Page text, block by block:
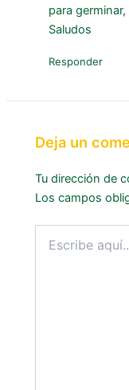
para
Saludos
Responder
Deja un
Tu dirección de
Los campos
aquí...